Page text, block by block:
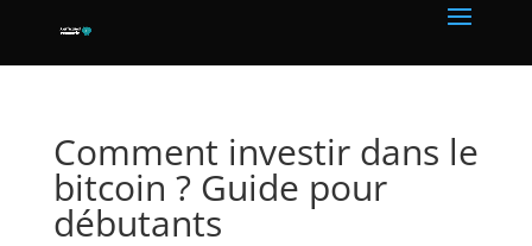
Comment investir dans le
bitcoin ? Guide pour
débutants